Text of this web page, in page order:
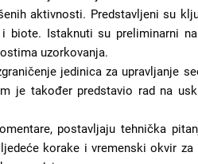
aktivnosti. Predstavljeni su
Istaknuti su preliminarni
uzorkovanja.
jedinica za upravljanje
je također predstavio rad na
postavljaju tehnička
korake i vremenski okvir